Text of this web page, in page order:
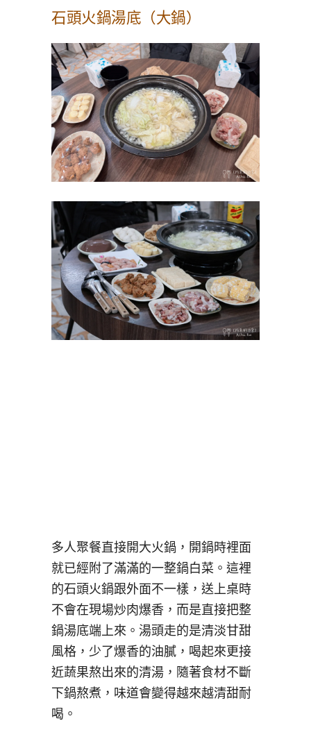
石頭火鍋湯底（大鍋）
多人聚餐直接開大火鍋，開鍋時裡面
就已經附了滿滿的一整鍋白菜。這裡
的石頭火鍋跟外面不一樣，送上桌時
不會在現場炒肉爆香，而是直接把整
鍋湯底端上來。湯頭走的是清淡甘甜
風格，少了爆香的油膩，喝起來更接
近蔬果熬出來的清湯，隨著食材不斷
下鍋熬煮，味道會變得越來越清甜耐
喝。